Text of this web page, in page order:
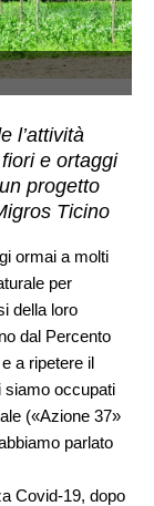
l’attività
e ortaggi
progetto
Ticino
ormai a molti
per
della loro
dal Percento
a ripetere il
siamo occupati
(«Azione 37»
parlato
Covid-19, dopo